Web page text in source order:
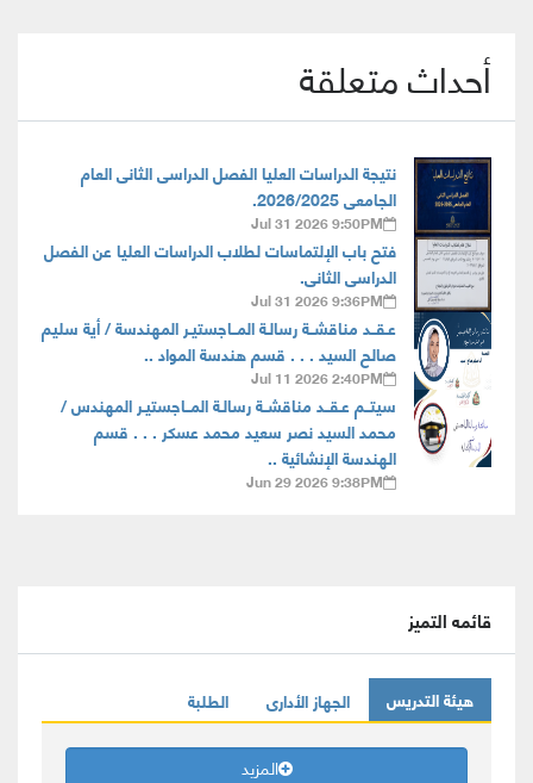
أحداث متعلقة
نتيجة الدراسات العليا الفصل الدراسى الثانى العام
الجامعى 2026/2025.
Jul 31 2026 9:50PM
فتح باب الإلتماسات لطلاب الدراسات العليا عن الفصل
الدراسى الثانى.
Jul 31 2026 9:36PM
عـقــد مناقشــة رسالـة المــاجستيـر المهندسة / أية سليم
صالح السيد . . . قسم هندسة المواد ..
Jul 11 2026 2:40PM
سيتــم عـقــد مناقشــة رسالـة المــاجستيـر المهندس /
محمد السيد نصر سعيد محمد عسكر . . . قسم
الهندسة الإنشائية ..
Jun 29 2026 9:38PM
قائمه التميز
هيئة التدريس الجهاز الأدارى الطلبة
المزيد